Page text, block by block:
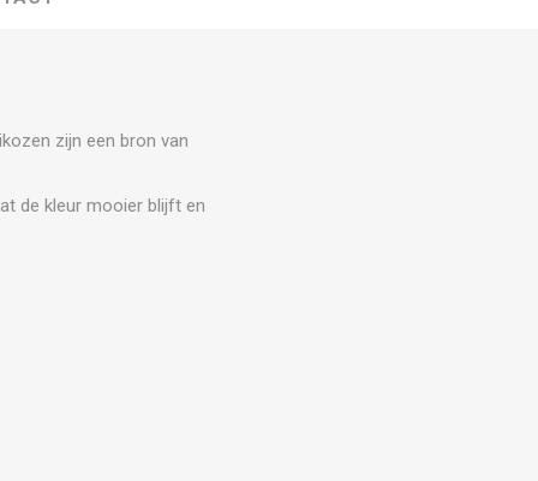
zijn een bron van
de kleur mooier blijft en